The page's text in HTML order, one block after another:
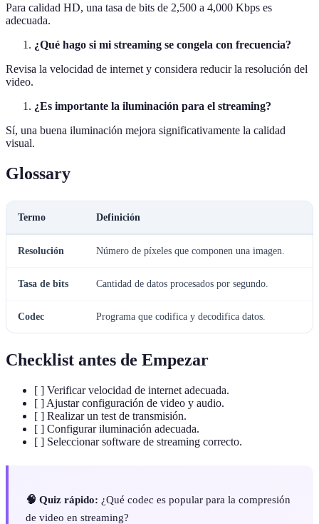
Para calidad HD, una tasa de bits de 2,500 a 4,000 Kbps es
adecuada.
¿Qué hago si mi streaming se congela con frecuencia?
Revisa la velocidad de internet y considera reducir la resolución del
video.
¿Es importante la iluminación para el streaming?
Sí, una buena iluminación mejora significativamente la calidad
visual.
Glossary
Termo Definición
Resolución Número de píxeles que componen una imagen.
Tasa de bits Cantidad de datos procesados por segundo.
Codec Programa que codifica y decodifica datos.
Checklist antes de Empezar
[ ] Verificar velocidad de internet adecuada.
[ ] Ajustar configuración de video y audio.
[ ] Realizar un test de transmisión.
[ ] Configurar iluminación adecuada.
[ ] Seleccionar software de streaming correcto.
🧠 Quiz rápido: ¿Qué codec es popular para la compresión
de video en streaming?